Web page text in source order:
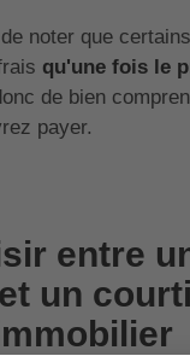
noter que
qu'une fois le
de bien
payer.
entre
un